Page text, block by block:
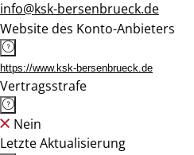
info@ksk-bersenbrueck.de
Website des Konto-Anbieters
https://www.ksk-bersenbrueck.de
Vertragsstrafe
Nein
Letzte Aktualisierung